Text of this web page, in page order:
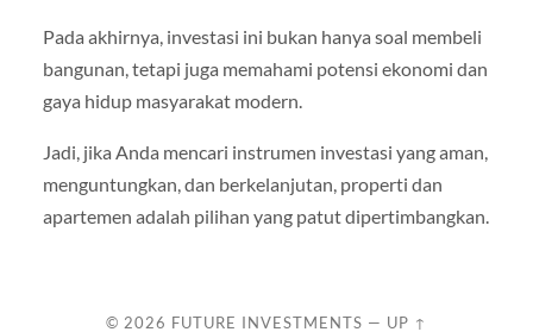
Pada akhirnya, investasi ini bukan hanya soal membeli
bangunan, tetapi juga memahami potensi ekonomi dan
gaya hidup masyarakat modern.
Jadi, jika Anda mencari instrumen investasi yang aman,
menguntungkan, dan berkelanjutan, properti dan
apartemen adalah pilihan yang patut dipertimbangkan.
© 2026 FUTURE INVESTMENTS — UP ↑